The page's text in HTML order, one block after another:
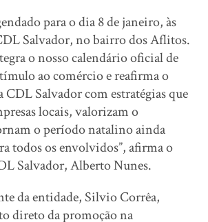
para o dia 8 de janeiro, às
Salvador, no bairro dos Aflitos.
o nosso calendário oficial de
ao comércio e reafirma o
Salvador com estratégias que
locais, valorizam o
o período natalino ainda
todos os envolvidos”, afirma o
Salvador, Alberto Nunes.
da entidade, Silvio Corrêa,
direto da promoção na